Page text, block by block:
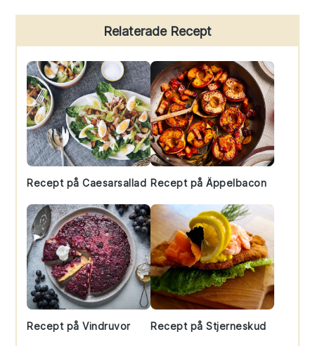
Sidebar
Relaterade Recept
Recept på Caesarsallad Recept på Äppelbacon
Recept på Vindruvor Recept på Stjerneskud